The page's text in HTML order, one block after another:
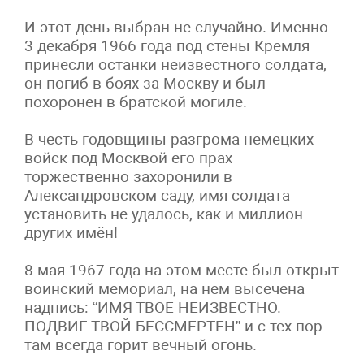
И этот день выбран не случайно. Именно
3 декабря 1966 года под стены Кремля
принесли останки неизвестного солдата,
он погиб в боях за Москву и был
похоронен в братской могиле.
В честь годовщины разгрома немецких
войск под Москвой его прах
торжественно захоронили в
Александровском саду, имя солдата
установить не удалось, как и миллион
других имён!
8 мая 1967 года на этом месте был открыт
воинский мемориал, на нем высечена
надпись: “ИМЯ ТВОЕ НЕИЗВЕСТНО.
ПОДВИГ ТВОЙ БЕССМЕРТЕН” и с тех пор
там всегда горит вечный огонь.